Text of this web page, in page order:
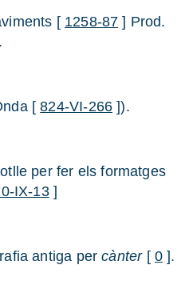
[ 1258-87 ] Prod.
[824-VI-266 ]).
per fer els formatges
IX-13]
antiga percànter[ 0 ].